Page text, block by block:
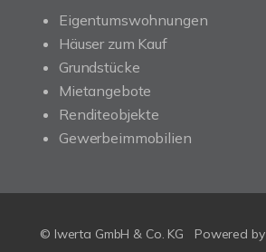
Eigentumswohnungen
Häuser zum Kauf
Grundstücke
Mietangebote
Renditeobjekte
Gewerbeimmobilien
© Iwerta GmbH & Co. KG Powered by